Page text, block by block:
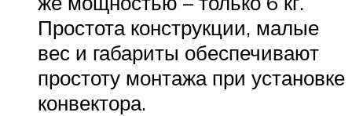
Простота конструкции, малые
вес и габариты обеспечивают
простоту монтажа при установке
конвектора.